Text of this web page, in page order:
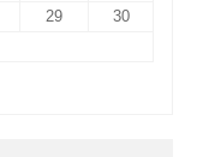
29
30